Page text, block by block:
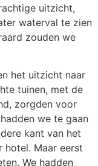
uitzicht,
waterval te zien
zouden we
het uitzicht naar
tuinen, met de
zorgden voor
we te gaan
kant van het
hotel. Maar eerst
We hadden